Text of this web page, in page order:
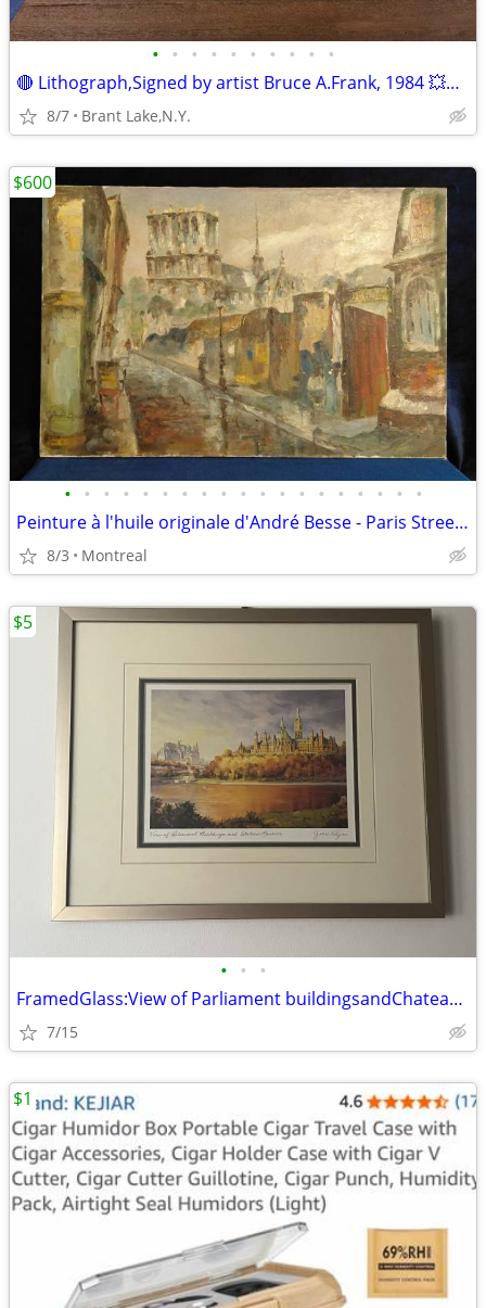
• • • • • • • • • •
🔴 Lithograph,Signed by artist Bruce A.Frank, 1984 💥Reduced!
8/7 Brant Lake,N.Y.
• • • • • • • • • • • • • • • • • • •
Peinture à l'huile originale d'André Besse - Paris Street Scene 24"x36"
8/3 Montreal
$600
• • •
FramedGlass:View of Parliament buildingsandChateau Laurier-John Pryce
7/15
$5
$1